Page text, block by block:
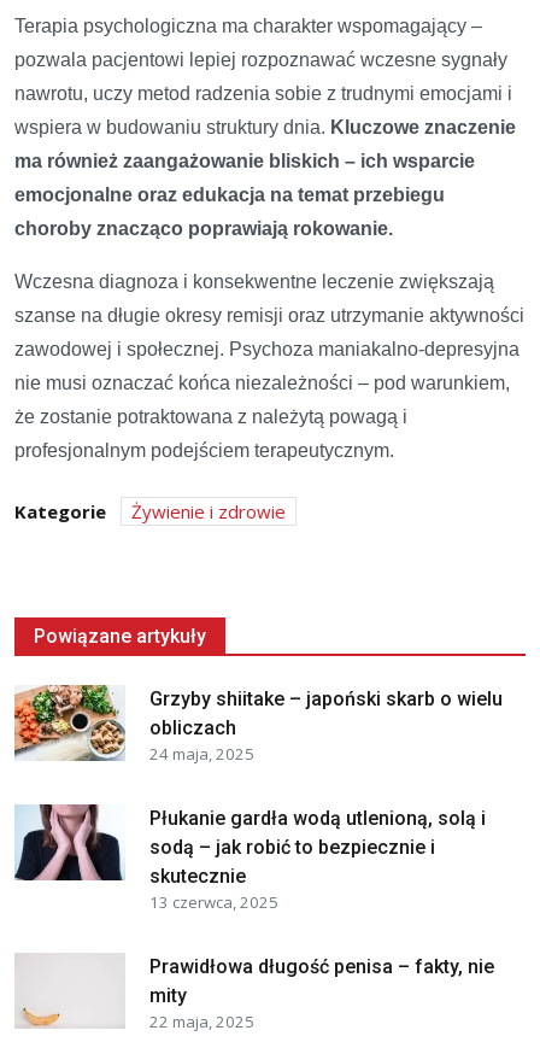
Terapia psychologiczna ma charakter wspomagający –
pozwala pacjentowi lepiej rozpoznawać wczesne sygnały
nawrotu, uczy metod radzenia sobie z trudnymi emocjami i
wspiera w budowaniu struktury dnia. Kluczowe znaczenie
ma również zaangażowanie bliskich – ich wsparcie
emocjonalne oraz edukacja na temat przebiegu
choroby znacząco poprawiają rokowanie.
Wczesna diagnoza i konsekwentne leczenie zwiększają
szanse na długie okresy remisji oraz utrzymanie aktywności
zawodowej i społecznej. Psychoza maniakalno-depresyjna
nie musi oznaczać końca niezależności – pod warunkiem,
że zostanie potraktowana z należytą powagą i
profesjonalnym podejściem terapeutycznym.
Kategorie Żywienie i zdrowie
Powiązane artykuły
Grzyby shiitake – japoński skarb o wielu
obliczach
24 maja, 2025
Płukanie gardła wodą utlenioną, solą i
sodą – jak robić to bezpiecznie i
skutecznie
13 czerwca, 2025
Prawidłowa długość penisa – fakty, nie
mity
22 maja, 2025